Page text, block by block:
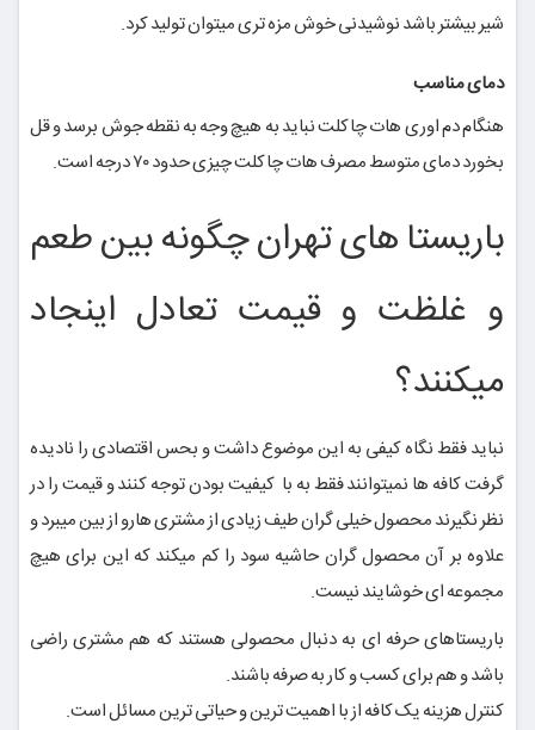
شیر بیشتر باشد نوشیدنی خوش مزه تری میتوان تولید کرد.
دمای مناسب
هنگام دم اوری هات چاکلت نباید به هیچ وجه به نقطه جوش برسد و قل
بخورد دمای متوسط مصرف هات چاکلت چیزی حدود ۷۰ درجه است.
باریستا های تهران چگونه بین طعم
و غلظت و قیمت تعادل اینجاد
میکنند؟
نباید فقط نگاه کیفی به این موضوع داشت و بحس اقتصادی را نادیده
گرفت کافه ها نمیتوانند فقط به با کیفیت بودن توجه کنند و قیمت را در
نظر نگیرند محصول خیلی گران طیف زیادی از مشتری هارو از بین میبرد و
علاوه بر آن محصول گران حاشیه سود را کم میکند که این برای هیچ
مجموعه ای خوشایند نیست.
باریستاهای حرفه ای به دنبال محصولی هستند که هم مشتری راضی
باشد و هم برای کسب و کار به صرفه باشند.
کنترل هزینه یک کافه از با اهمیت ترین و حیاتی ترین مسائل است.